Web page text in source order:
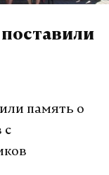
память о
с